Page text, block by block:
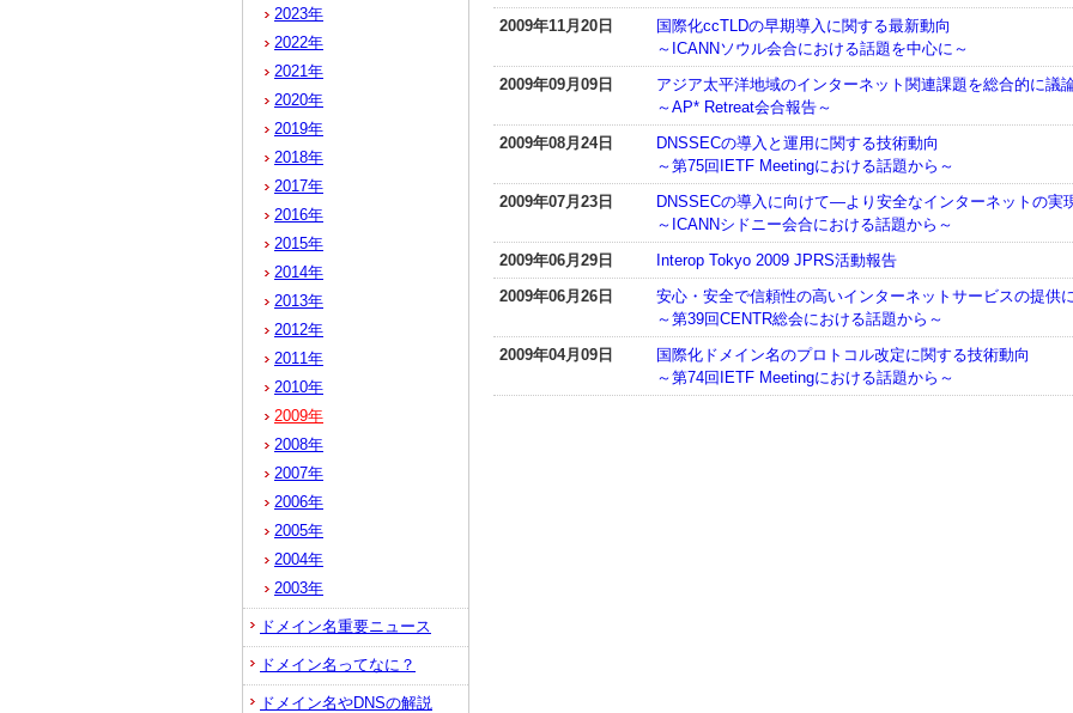
2009年11月20日
国際化ccTLDの早期導入に関する最新動向
～ICANNソウル会合における話題を中心に～
2009年09月09日
アジア太平洋地域のインターネット関連課題を総合的に議
～AP* Retreat会合報告～
2009年08月24日
DNSSECの導入と運用に関する技術動向
～第75回IETF Meetingにおける話題から～
2009年07月23日
DNSSECの導入に向けて―より安全なインターネットの実
～ICANNシドニー会合における話題から～
2009年06月29日
Interop Tokyo 2009 JPRS活動報告
2009年06月26日
安心・安全で信頼性の高いインターネットサービスの提供
～第39回CENTR総会における話題から～
2009年04月09日
国際化ドメイン名のプロトコル改定に関する技術動向
～第74回IETF Meetingにおける話題から～
2023年
2022年
2021年
2020年
2019年
2018年
2017年
2016年
2015年
2014年
2013年
2012年
2011年
2010年
2009年
2008年
2007年
2006年
2005年
2004年
2003年
ドメイン名重要ニュース
ドメイン名ってなに？
ドメイン名やDNSの解説